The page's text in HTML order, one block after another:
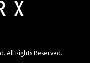
All Rights Reserved.